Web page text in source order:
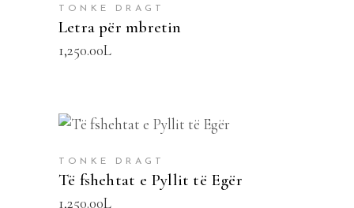
TONKE DRAGT
Letra për mbretin
1,250.00L
SHTOJE NË SHPORTË
TONKE DRAGT
Të fshehtat e Pyllit të Egër
1,250.00L